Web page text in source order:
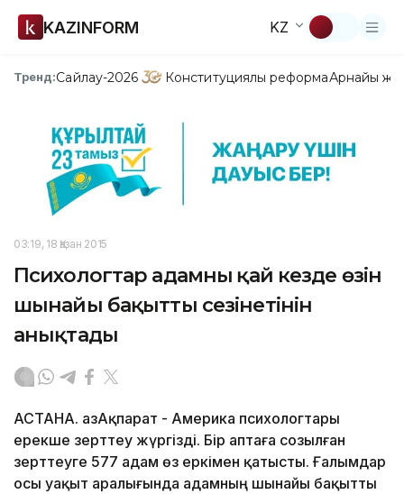
KAZINFORM KZ
Тренд:Сайлау-2026 Конституциялық реформаАрнайы
03:19, 18 Қазан 2015
Психологтар адамның қай кезде өзін
шынайы бақытты сезінетінін
анықтады
АСТАНА. ҚазАқпарат - Америка психологтары
ерекше зерттеу жүргізді. Бір аптаға созылған
зерттеуге 577 адам өз еркімен қатысты. Ғалымдар
осы уақыт аралығында адамның шынайы бақытты